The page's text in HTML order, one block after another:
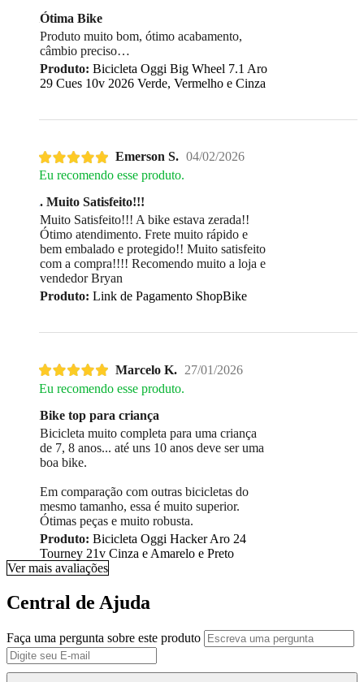
Ótima Bike
Produto muito bom, ótimo acabamento,
câmbio preciso
Produto: Bicicleta Oggi Big Wheel 7.1 Aro
29 Cues 10v 2026 Verde, Vermelho e Cinza
Emerson S. 04/02/2026
Eu recomendo esse produto.
. Muito Satisfeito!!!
Muito Satisfeito!!! A bike estava zerada!!
Ótimo atendimento. Frete muito rápido e
bem embalado e protegido!! Muito satisfeito
com a compra!!!! Recomendo muito a loja e
vendedor Bryan
Produto: Link de Pagamento ShopBike
Marcelo K. 27/01/2026
Eu recomendo esse produto.
Bike top para criança
Bicicleta muito completa para uma criança
de 7, 8 anos... até uns 10 anos deve ser uma
boa bike.
Em comparação com outras bicicletas do
mesmo tamanho, essa é muito superior.
Ótimas peças e muito robusta.
Produto: Bicicleta Oggi Hacker Aro 24
Tourney 21v Cinza e Amarelo e Preto
Ver mais avaliações
Central de Ajuda
Faça uma pergunta sobre este produto